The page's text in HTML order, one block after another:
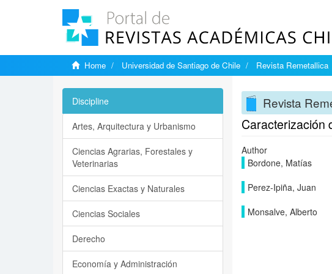
Home Universidad de Santiago de Chile Revista Remetallica
Revista
Caracterización
Author
Bordone, Matías
Perez-Ipiña, Juan
Monsalve, Alberto
Discipline
Artes, Arquitectura y Urbanismo
Ciencias Agrarias, Forestales y
Veterinarias
Ciencias Exactas y Naturales
Ciencias Sociales
Derecho
Economía y Administración